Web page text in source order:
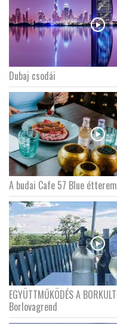
Dubaj csodái
A budai Cafe 57 Blue
EGYÜTTMŰKÖDÉS A
Borlovagrend